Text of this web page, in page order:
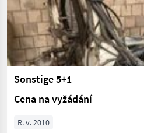
Sonstige 5+1
Cena na vyžádání
R. v. 2010